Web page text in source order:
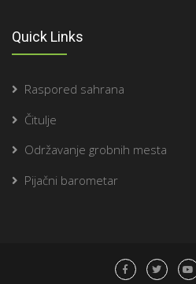
Quick Links
Raspored sahrana
Čitulje
Održavanje grobnih mesta
Pijačni barometar